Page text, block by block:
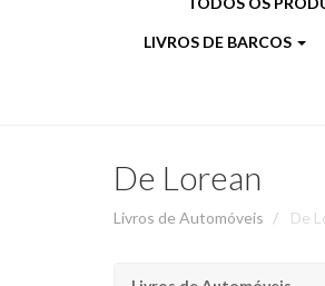
LIVROS DE BARCOS
De Lorean
Livros de Automóveis De